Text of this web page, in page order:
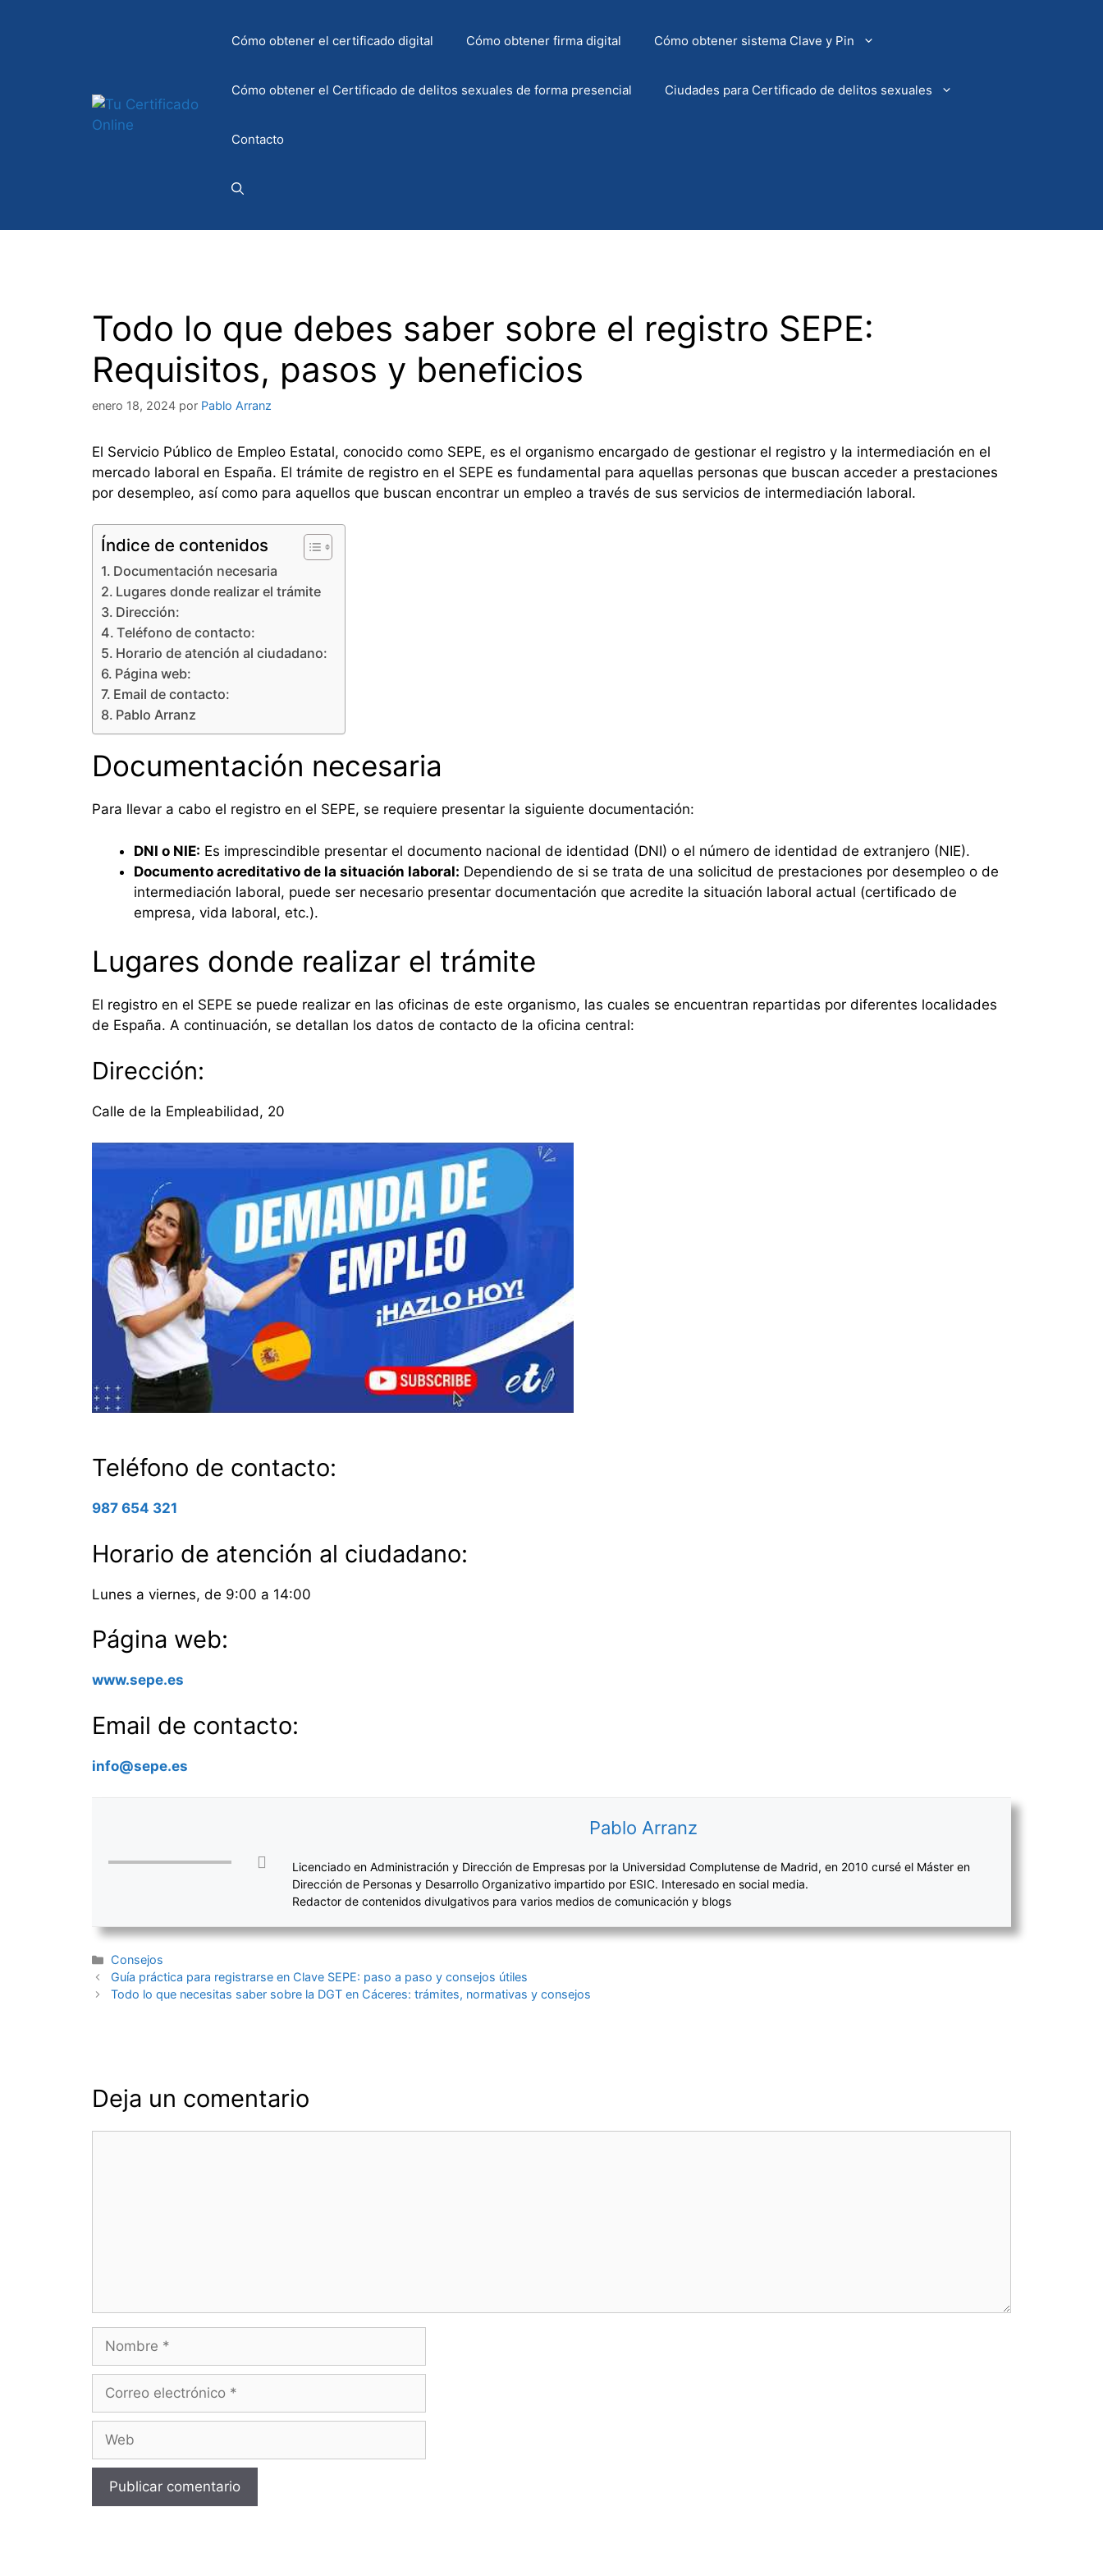
Cómo obtener el certificado digital Cómo obtener firma digital Cómo obtener sistema Clave y Pin
Cómo obtener el Certificado de delitos sexuales de forma presencial Ciudades para Certificado de delitos sexuales
Contacto
Todo lo que debes saber sobre el registro SEPE:
Requisitos, pasos y beneficios
enero 18, 2024 por Pablo Arranz
El Servicio Público de Empleo Estatal, conocido como SEPE, es el organismo encargado de gestionar el registro y la intermediación en el
mercado laboral en España. El trámite de registro en el SEPE es fundamental para aquellas personas que buscan acceder a prestaciones
por desempleo, así como para aquellos que buscan encontrar un empleo a través de sus servicios de intermediación laboral.
Índice de contenidos
Documentación necesaria
Lugares donde realizar el trámite
Dirección:
Teléfono de contacto:
Horario de atención al ciudadano:
Página web:
Email de contacto:
Pablo Arranz
Documentación necesaria
Para llevar a cabo el registro en el SEPE, se requiere presentar la siguiente documentación:
DNI o NIE: Es imprescindible presentar el documento nacional de identidad (DNI) o el número de identidad de extranjero (NIE).
Documento acreditativo de la situación laboral: Dependiendo de si se trata de una solicitud de prestaciones por desempleo o de
intermediación laboral, puede ser necesario presentar documentación que acredite la situación laboral actual (certificado de
empresa, vida laboral, etc.).
Lugares donde realizar el trámite
El registro en el SEPE se puede realizar en las oficinas de este organismo, las cuales se encuentran repartidas por diferentes localidades
de España. A continuación, se detallan los datos de contacto de la oficina central:
Dirección:
Calle de la Empleabilidad, 20
Teléfono de contacto:
987 654 321
Horario de atención al ciudadano:
Lunes a viernes, de 9:00 a 14:00
Página web:
www.sepe.es
Email de contacto:
info@sepe.es
Pablo Arranz
Licenciado en Administración y Dirección de Empresas por la Universidad Complutense de Madrid, en 2010 cursé el Máster en
Dirección de Personas y Desarrollo Organizativo impartido por ESIC. Interesado en social media.
Redactor de contenidos divulgativos para varios medios de comunicación y blogs
Categorías
Consejos
Navegación
de
Guía práctica para registrarse en Clave SEPE: paso a paso y consejos útiles
Todo lo que necesitas saber sobre la DGT en Cáceres: trámites, normativas y consejos
Deja un comentario
Nombre
Correo
Web